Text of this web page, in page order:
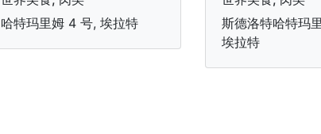
哈特玛里姆 4 号, 埃拉特
斯德洛特哈特玛
埃拉特